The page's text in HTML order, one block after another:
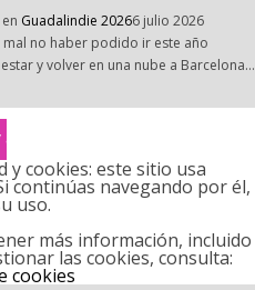
en Guadalindie 20266 julio 2026
mal no haber podido ir este año
y volver en una nube a Barcelona…
y cookies: este sitio usa
continúas navegando por él,
uso.
más información, incluido
las cookies, consulta:
cookies